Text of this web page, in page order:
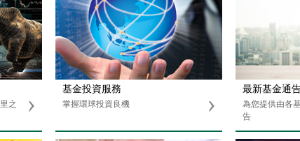
之
基金投資服務
掌握環球投資良機
最新基金通
為您提供由各
告